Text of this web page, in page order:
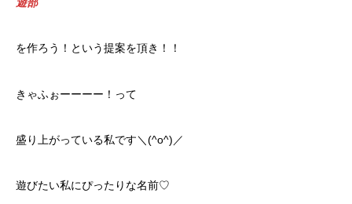
を作ろう！という提案を頂き！！
きゃふぉーーーー！って
盛り上がっている私です＼(^o^)／
遊びたい私にぴったりな名前♡